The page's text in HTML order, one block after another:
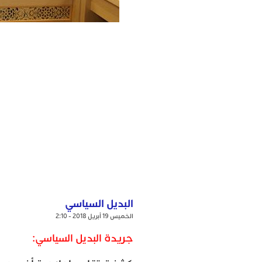
البديل السياسي
الخميس 19 أبريل 2018 - 2:10
جريدة البديل السياسي: